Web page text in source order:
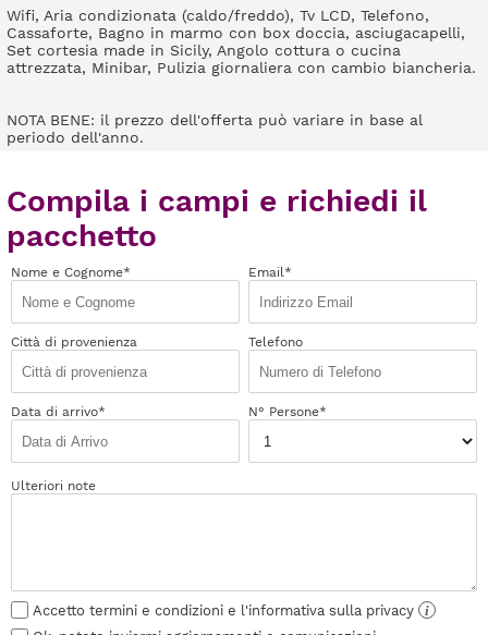
Wifi, Aria condizionata (caldo/freddo), Tv LCD, Telefono,
Cassaforte, Bagno in marmo con box doccia, asciugacapelli,
Set cortesia made in Sicily, Angolo cottura o cucina
attrezzata, Minibar, Pulizia giornaliera con cambio biancheria.
NOTA BENE: il prezzo dell'offerta può variare in base al
periodo dell'anno.
Compila i campi e richiedi il
pacchetto
Nome e Cognome* Email*
Città di provenienza Telefono
Data di arrivo* N° Persone*
Ulteriori note
Accetto termini e condizioni e l'informativa sulla privacy
i